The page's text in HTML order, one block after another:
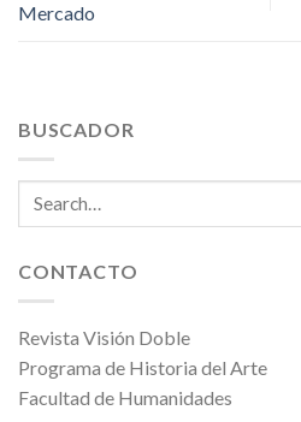
Mercado
BUSCADOR
CONTACTO
Revista Visión Doble
Programa de Historia del Arte
Facultad de Humanidades